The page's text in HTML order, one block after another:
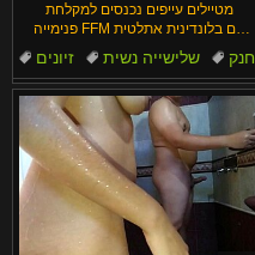
מטיילים עייפים נכנסים למקלחת
פנימייה FFM עם בלונדינית אתלטית
וברונטית נחנקות על זינים מפלצתיים
זיונים שלישייה נשית
חנק
רוסיות
תחת צר